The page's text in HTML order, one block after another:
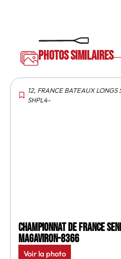
Photos similaires
12, FRANCE BATEAUX LONGS
SHPL4-
Championnat de France
MagAviron-8366
Voir la photo